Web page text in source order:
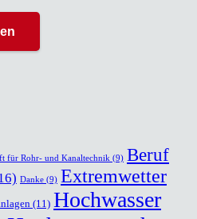
für Rohr- und Kanaltechnik (9) Beruf
Danke (9) Extremwetter
(11) Hochwasser